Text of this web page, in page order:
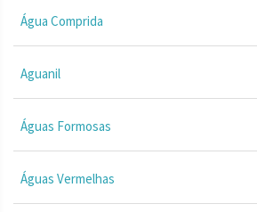
Água Comprida
Aguanil
Águas Formosas
Águas Vermelhas